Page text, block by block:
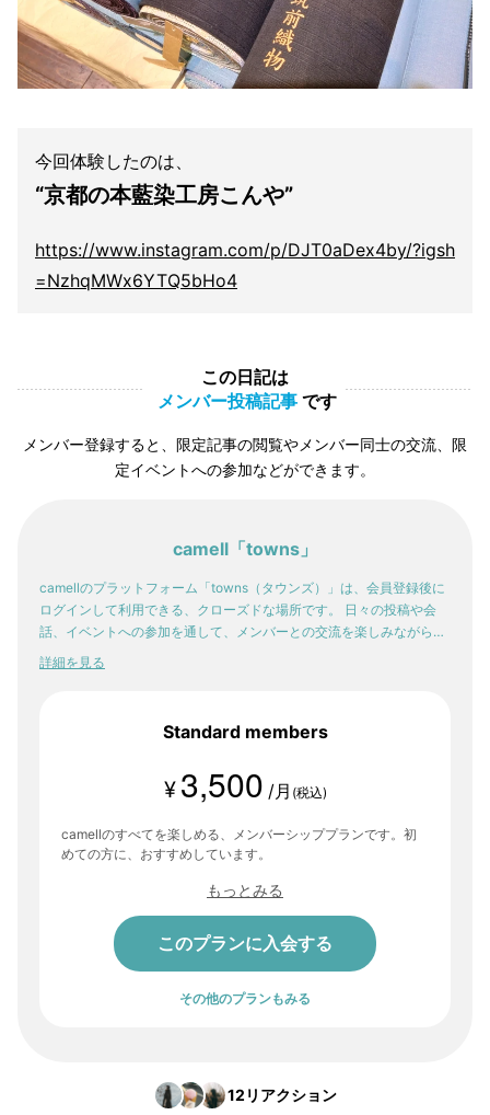
今回体験したのは、
“京都の本藍染工房こんや”
https://www.instagram.com/p/DJT0aDex4by/?igsh
=NzhqMWx6YTQ5bHo4
この日記は
メンバー投稿記事 です
メンバー登録すると、限定記事の閲覧やメンバー同士の交流、限
定イベントへの参加などができます。
camell「towns」
camellのプラットフォーム「towns（タウンズ）」は、会員登録後に
ログインして利用できる、クローズドな場所です。 日々の投稿や会
話、イベントへの参加を通して、メンバーとの交流を楽しみながら。
少しずつ、自分の感性や「好き」が輪郭を持っていく。そんな体験
詳細を見る
Standard members
¥ 3,500 /月 (税込)
camellのすべてを楽しめる、メンバーシッププランです。初
めての方に、おすすめしています。
もっとみる
このプランに入会する
その他のプランもみる
12 リアクション